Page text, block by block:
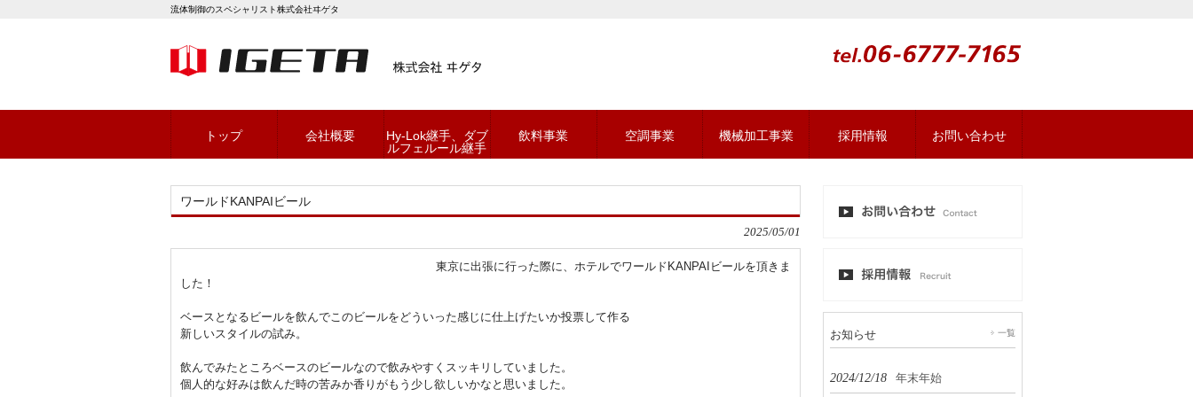
流体制御のスペシャリスト株式会社ヰゲタ
トップ 会社概要
Hy-Lok継手、ダブ
ルフェルール継手
飲料事業 空調事業 機械加工事業 採用情報 お問い合わせ
ワールドKANPAIビール
2025/05/01
東京に出張に行った際に、ホテルでワールドKANPAIビールを頂きま
した！
ベースとなるビールを飲んでこのビールをどういった感じに仕上げたいか投票して作る
新しいスタイルの試み。
飲んでみたところベースのビールなので飲みやすくスッキリしていました。
個人的な好みは飲んだ時の苦みか香りがもう少し欲しいかなと思いました。
お知らせ 一覧
2024/12/18 年末年始